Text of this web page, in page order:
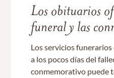
Los obituarios
funeral y las
Los servicios
a los pocos días del
conmemorativo puede